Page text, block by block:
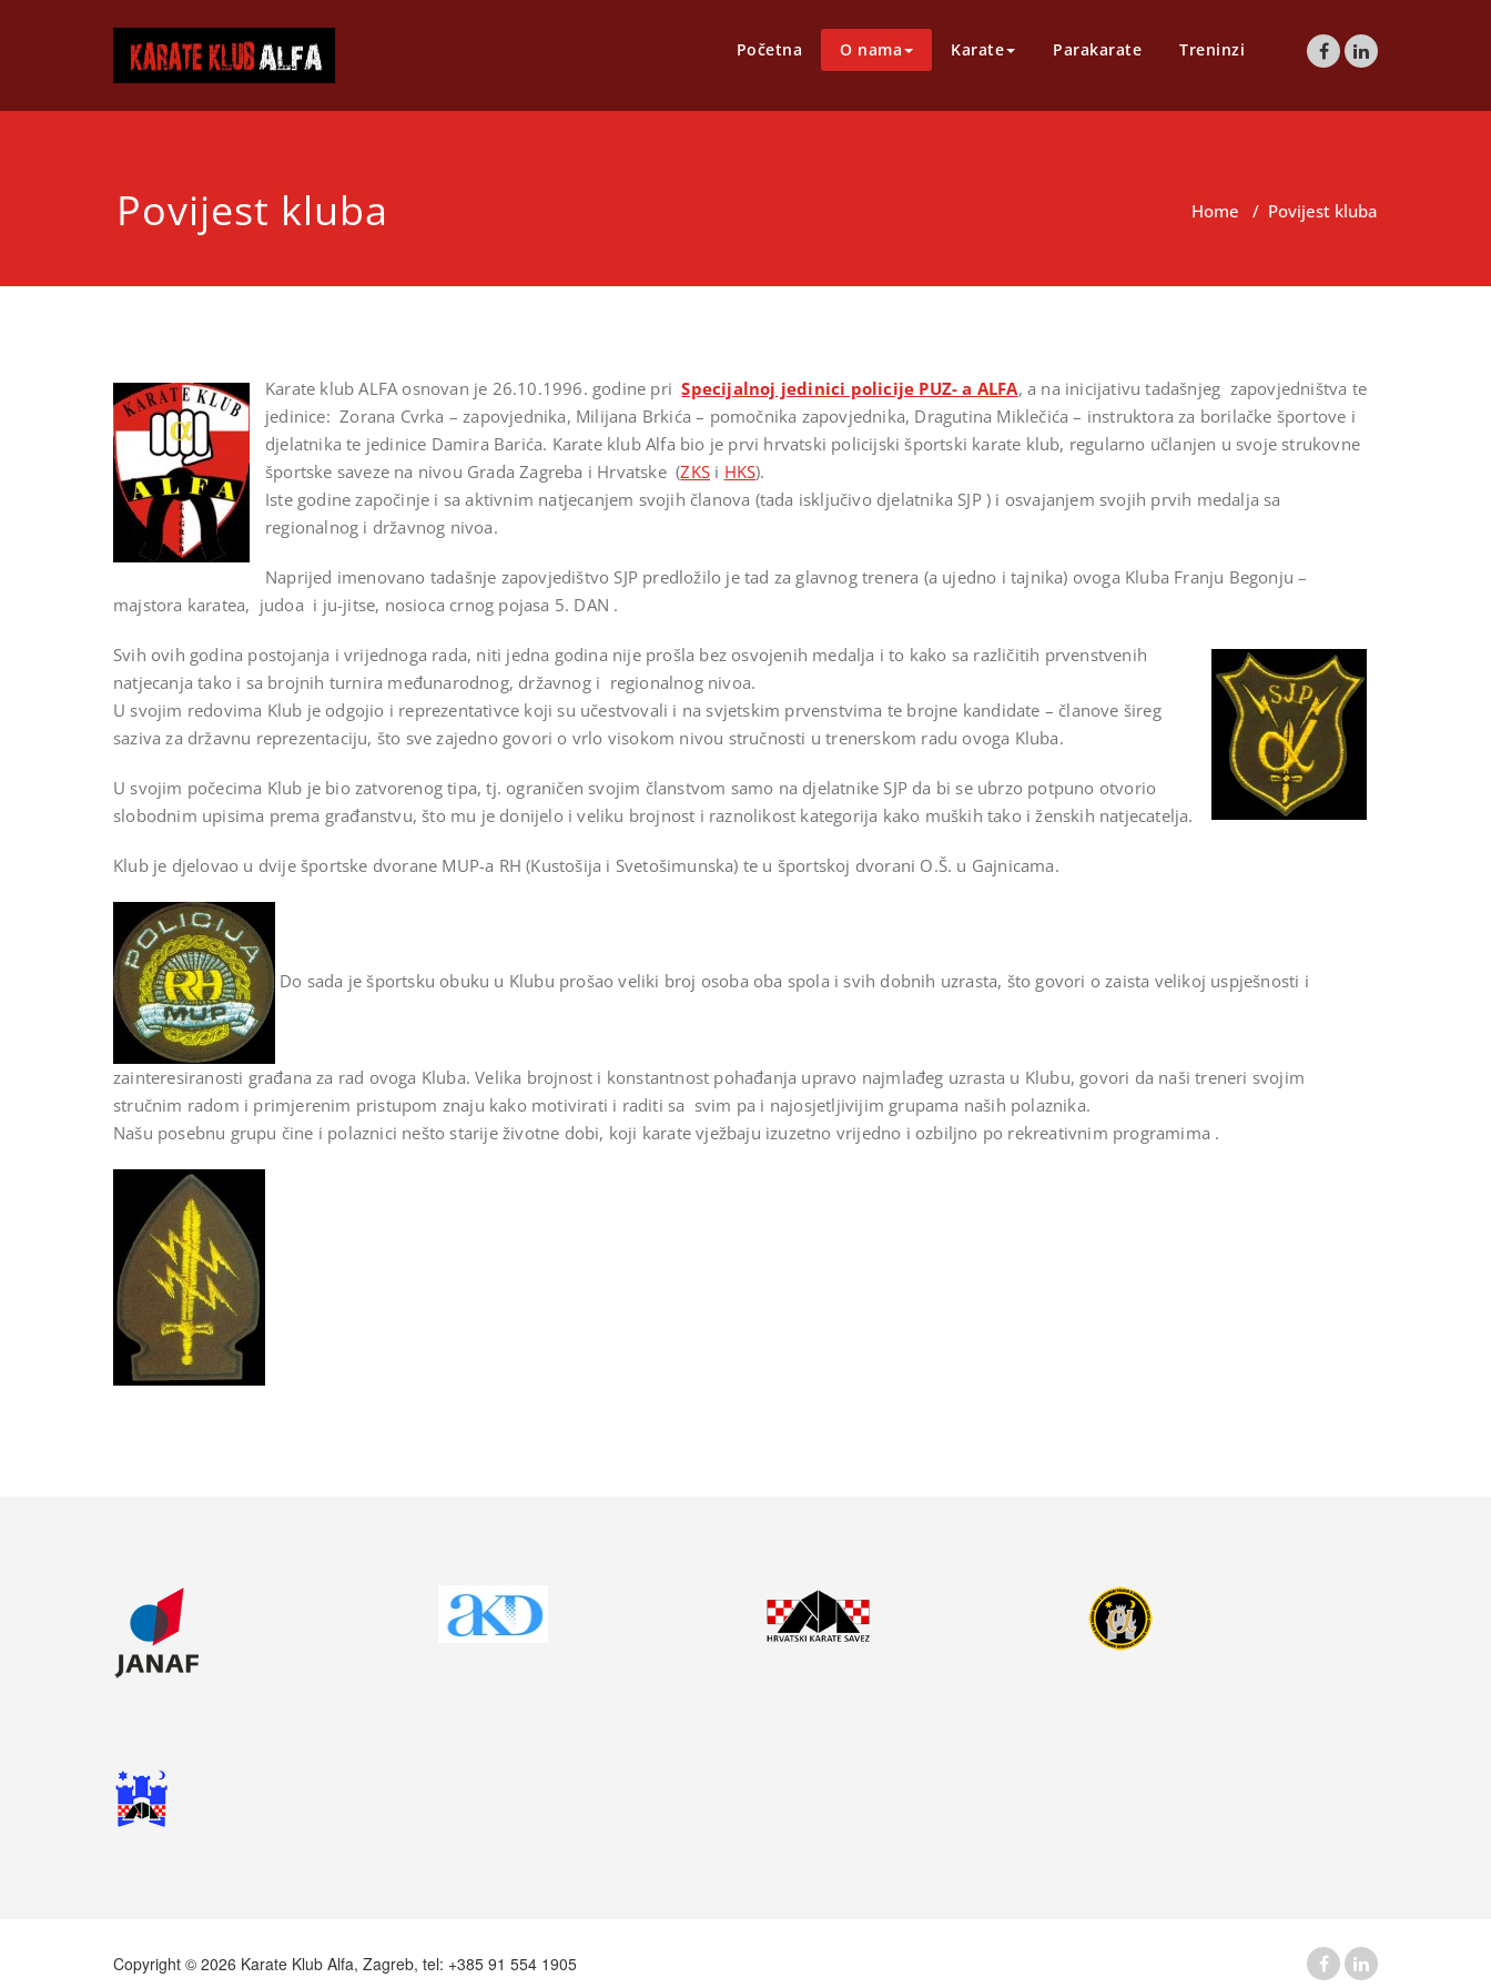
Početna O nama Karate Parakarate Treninzi
Povijest kluba Home / Povijest kluba
Karate klub ALFA osnovan je 26.10.1996. godine priSpecijalnoj jedinici policije PUZ- a ALFA, a na inicijativu tadašnjeg zapovjedništva te
jedinice: Zorana Cvrka – zapovjednika, Milijana Brkića – pomočnika zapovjednika, Dragutina Miklečića – instruktora za borilačke športove i
djelatnika te jedinice Damira Barića. Karate klub Alfa bio je prvi hrvatski policijski športski karate klub, regularno učlanjen u svoje strukovne
športske saveze na nivou Grada Zagreba i Hrvatske (ZKS i HKS).
Iste godine započinje i sa aktivnim natjecanjem svojih članova (tada isključivo djelatnika SJP ) i osvajanjem svojih prvih medalja sa
regionalnog i državnog nivoa.
Naprijed imenovano tadašnje zapovjedištvo SJP predložilo je tad za glavnog trenera (a ujedno i tajnika) ovoga Kluba Franju Begonju –
majstora karatea, judoa i ju-jitse, nosioca crnog pojasa 5. DAN .
Svih ovih godina postojanja i vrijednoga rada, niti jedna godina nije prošla bez osvojenih medalja i to kako sa različitih prvenstvenih
natjecanja tako i sa brojnih turnira međunarodnog, državnog i regionalnog nivoa.
U svojim redovima Klub je odgojio i reprezentativce koji su učestvovali i na svjetskim prvenstvima te brojne kandidate – članove šireg
saziva za državnu reprezentaciju, što sve zajedno govori o vrlo visokom nivou stručnosti u trenerskom radu ovoga Kluba.
U svojim počecima Klub je bio zatvorenog tipa, tj. ograničen svojim članstvom samo na djelatnike SJP da bi se ubrzo potpuno otvorio
slobodnim upisima prema građanstvu, što mu je donijelo i veliku brojnost i raznolikost kategorija kako muških tako i ženskih natjecatelja.
Klub je djelovao u dvije športske dvorane MUP-a RH (Kustošija i Svetošimunska) te u športskoj dvorani O.Š. u Gajnicama.
Do sada je športsku obuku u Klubu prošao veliki broj osoba oba spola i svih dobnih uzrasta, što govori o zaista velikoj uspješnosti i
zainteresiranosti građana za rad ovoga Kluba. Velika brojnost i konstantnost pohađanja upravo najmlađeg uzrasta u Klubu, govori da naši treneri svojim
stručnim radom i primjerenim pristupom znaju kako motivirati i raditi sa svim pa i najosjetljivijim grupama naših polaznika.
Našu posebnu grupu čine i polaznici nešto starije životne dobi, koji karate vježbaju izuzetno vrijedno i ozbiljno po rekreativnim programima .
Copyright © 2026 Karate Klub Alfa, Zagreb, tel: +385 91 554 1905